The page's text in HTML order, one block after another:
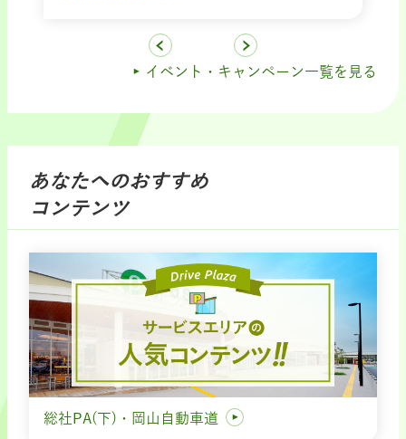
イベント・キャンペーン一覧を見る
あなたへのおすすめ
コンテンツ
総社PA(下)・岡山自動車道